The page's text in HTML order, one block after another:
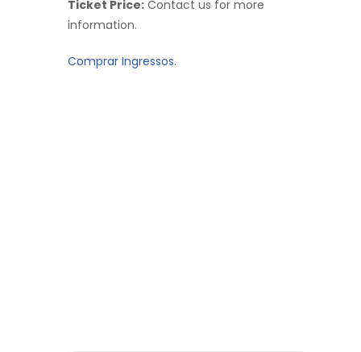
Ticket Price: Contact us for more
information.
Comprar Ingressos.